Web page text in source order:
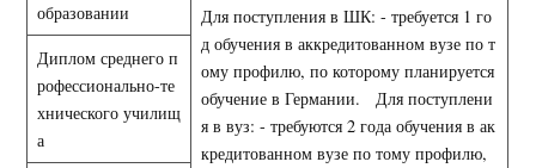
образовании
Для поступления в ШК: - требуется 1 го
д обучения в аккредитованном вузе по т
ому профилю, по которому планируется
обучение в Германии. Для поступлени
я в вуз: - требуются 2 года обучения в ак
кредитованном вузе по тому профилю,
Диплом среднего п
рофессионально-те
хнического училищ
а